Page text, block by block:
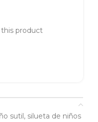
product
sutil, silueta de niños